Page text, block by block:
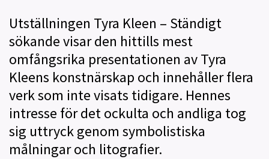
Utställningen Tyra Kleen – Ständigt
sökande visar den hittills mest
omfångsrika presentationen av Tyra
Kleens konstnärskap och innehåller flera
verk som inte visats tidigare. Hennes
intresse för det ockulta och andliga tog
sig uttryck genom symbolistiska
målningar och litografier.